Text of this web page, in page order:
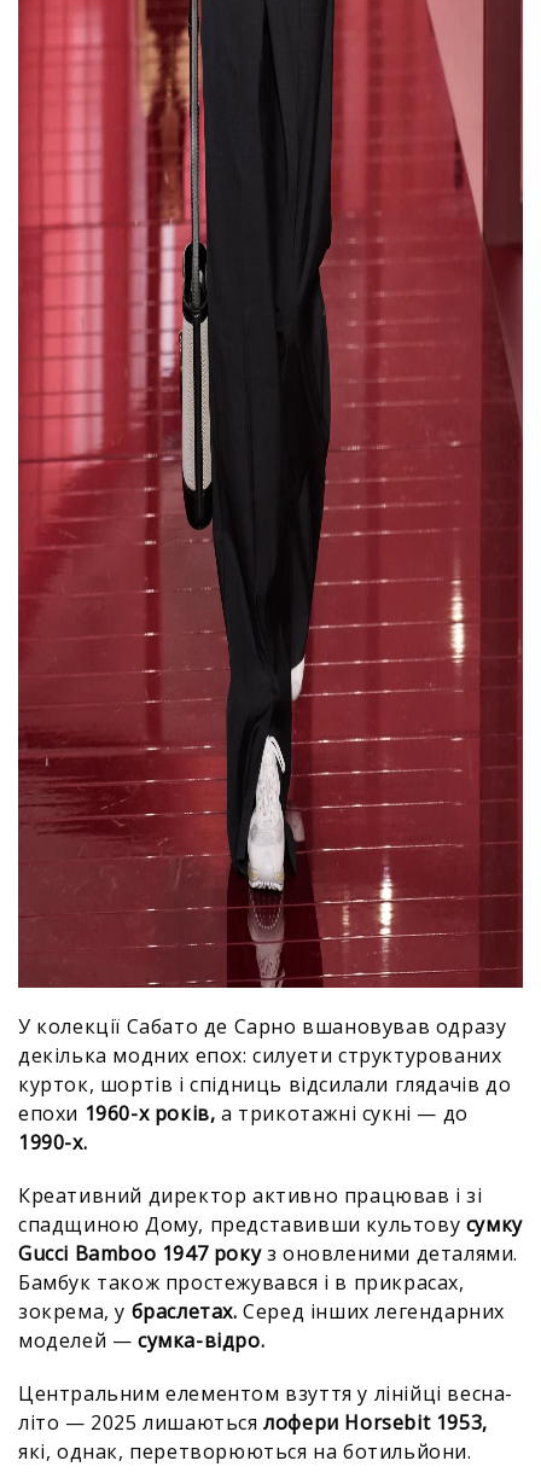
У колекції Сабато де Сарно вшановував одразу
декілька модних епох: силуети структурованих
курток, шортів і спідниць відсилали глядачів до
епохи 1960-х років, а трикотажні сукні — до
1990-х.
Креативний директор активно працював і зі
спадщиною Дому, представивши культову сумку
Gucci Bamboo 1947 рокуз оновленими деталями.
Бамбук також простежувався і в прикрасах,
зокрема, у браслетах. Серед інших легендарних
моделей — сумка-відро.
Центральним елементом взуття у лінійці весна-
літо — 2025 лишаютьсялофери Horsebit 1953,
які, однак, перетворюються на ботильйони.